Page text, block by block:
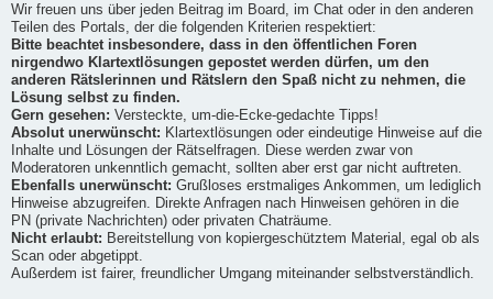
Wir freuen uns über jeden Beitrag im Board, im Chat oder in den anderen
Teilen des Portals, der die folgenden Kriterien respektiert:
Bitte beachtet insbesondere, dass in den öffentlichen Foren
nirgendwo Klartextlösungen gepostet werden dürfen, um den
anderen Rätslerinnen und Rätslern den Spaß nicht zu nehmen, die
Lösung selbst zu finden.
Gern gesehen: Versteckte, um-die-Ecke-gedachte Tipps!
Absolut unerwünscht: Klartextlösungen oder eindeutige Hinweise auf die
Inhalte und Lösungen der Rätselfragen. Diese werden zwar von
Moderatoren unkenntlich gemacht, sollten aber erst gar nicht auftreten.
Ebenfalls unerwünscht: Grußloses erstmaliges Ankommen, um lediglich
Hinweise abzugreifen. Direkte Anfragen nach Hinweisen gehören in die
PN (private Nachrichten) oder privaten Chaträume.
Nicht erlaubt: Bereitstellung von kopiergeschütztem Material, egal ob als
Scan oder abgetippt.
Außerdem ist fairer, freundlicher Umgang miteinander selbstverständlich.